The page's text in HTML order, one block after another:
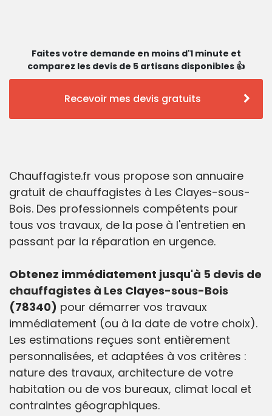
Faites votre demande en moins d'1 minute et
comparez les devis de 5 artisans disponibles 👍
Recevoir mes devis gratuits
Chauffagiste.fr vous propose son annuaire
gratuit de chauffagistes à Les Clayes-sous-
Bois. Des professionnels compétents pour
tous vos travaux, de la pose à l'entretien en
passant par la réparation en urgence.
Obtenez immédiatement jusqu'à 5 devis de
chauffagistes à Les Clayes-sous-Bois
(78340) pour démarrer vos travaux
immédiatement (ou à la date de votre choix).
Les estimations reçues sont entièrement
personnalisées, et adaptées à vos critères :
nature des travaux, architecture de votre
habitation ou de vos bureaux, climat local et
contraintes géographiques.